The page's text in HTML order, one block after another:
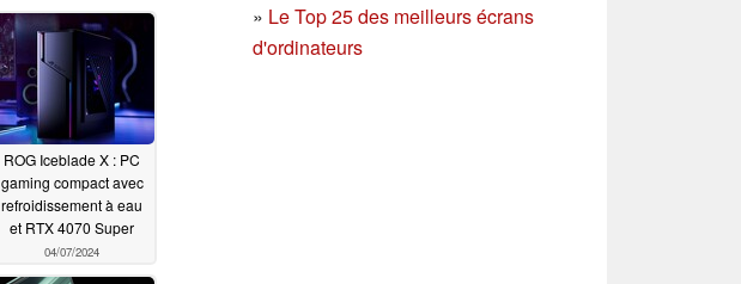
» Le Top 25 des meilleurs écrans
d'ordinateurs
ROG Iceblade X : PC
gaming compact avec
refroidissement à eau
et RTX 4070 Super
04/07/2024